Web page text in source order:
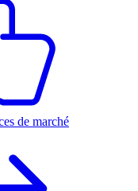
de marché